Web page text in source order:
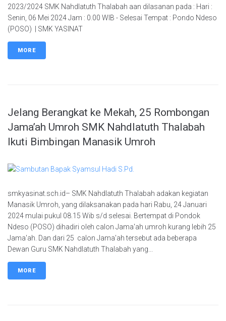
2023/2024 SMK Nahdlatuth Thalabah aan dilasanan pada : Hari :
Senin, 06 Mei 2024 Jam : 0.00 WIB - Selesai Tempat : Pondo Ndeso
(POSO) | SMK YASINAT
MORE
Jelang Berangkat ke Mekah, 25 Rombongan
Jama’ah Umroh SMK Nahdlatuth Thalabah
Ikuti Bimbingan Manasik Umroh
smkyasinat.sch.id– SMK Nahdlatuth Thalabah adakan kegiatan
Manasik Umroh, yang dilaksanakan pada hari Rabu, 24 Januari
2024 mulai pukul 08.15 Wib s/d selesai. Bertempat di Pondok
Ndeso (POSO) dihadiri oleh calon Jama'ah umroh kurang lebih 25
Jama'ah. Dan dari 25 calon Jama'ah tersebut ada beberapa
Dewan Guru SMK Nahdlatuth Thalabah yang...
MORE